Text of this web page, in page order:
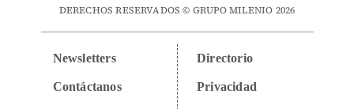
DERECHOS RESERVADOS © GRUPO MILENIO 2026
Newsletters
Contáctanos
Directorio
Privacidad